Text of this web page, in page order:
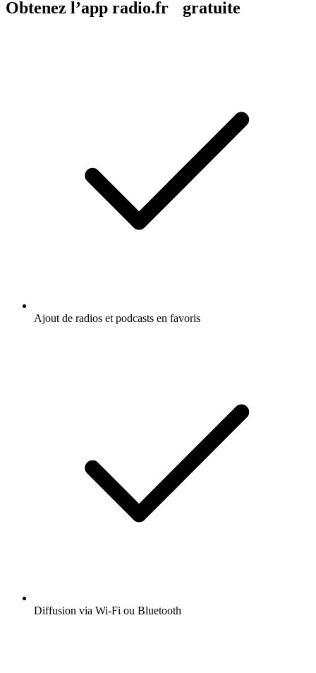
Obtenez l’app radio.fr gratuite
Ajout de radios et podcasts en favoris
Diffusion via Wi-Fi ou Bluetooth